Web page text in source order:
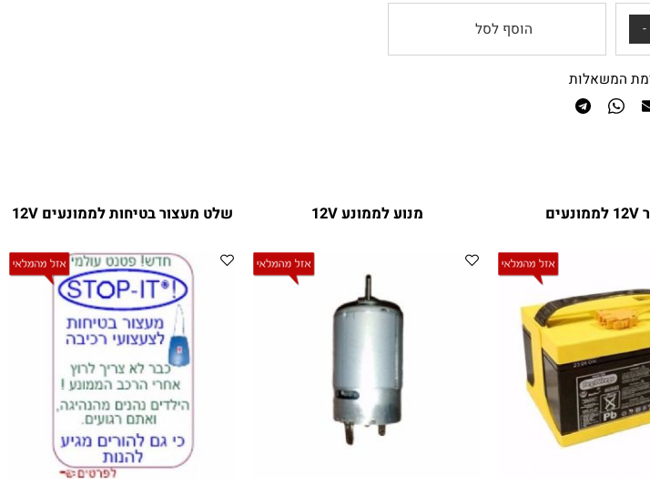
מחיר מבצע: ₪8,499
מנוע לממונע 12V שלט מעצור בטיחות לממונעים 12V